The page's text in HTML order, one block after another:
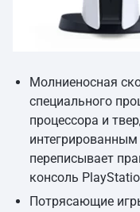
Молниеносная
специального
процессора и
переписывает
консоль
Потрясающие